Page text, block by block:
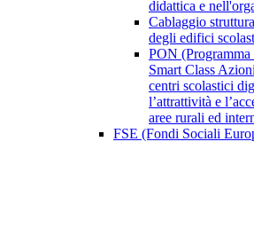
didattica e
Cablaggio
degli edifici
PON
Smart Class
centri scolastici
l’attrattività e
aree rurali ed
FSE (Fondi Sociali